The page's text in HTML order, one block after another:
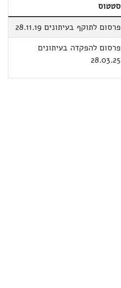
סטטוס
פרסום לתוקף בעיתונים 28.11.19
פרסום להפקדה בעיתונים
28.03.25